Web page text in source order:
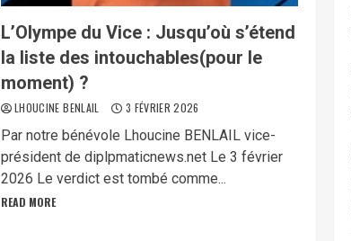
L’Olympe du Vice : Jusqu’où s’étend
la liste des intouchables(pour le
moment) ?
LHOUCINE BENLAIL 3 FÉVRIER 2026
​Par notre bénévole Lhoucine BENLAIL vice-
président de diplpmaticnews.net Le 3 février
2026 ​Le verdict est tombé comme...
READ MORE